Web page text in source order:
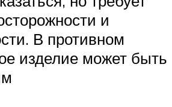
и
В противном
изделие может быть